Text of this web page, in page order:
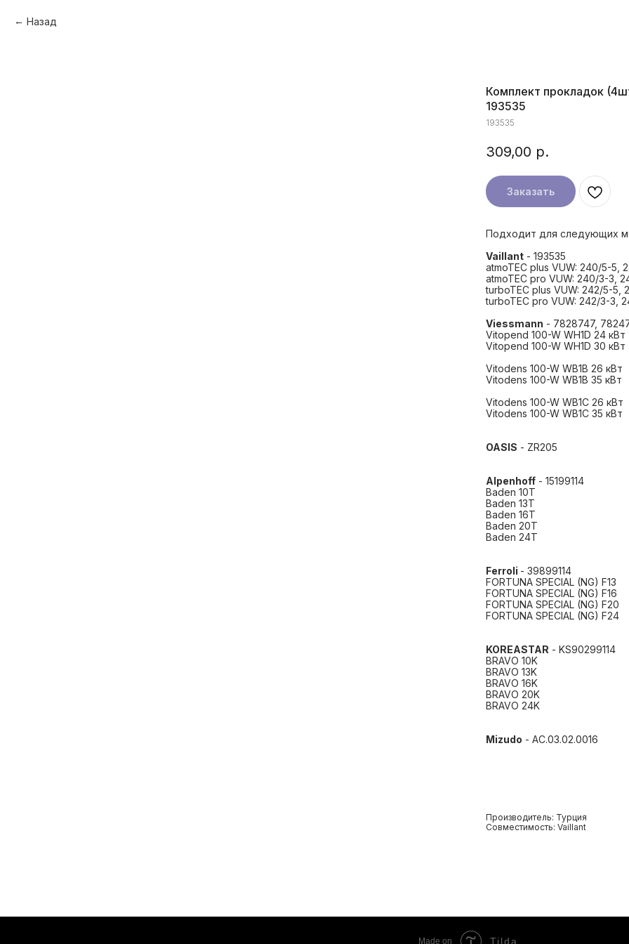
Назад
Комплект прокладок
193535
193535
309,00 р.
Заказать
Подходит для следующих
Vaillant - 193535
atmoTEC plus VUW: 240/5-5,
atmoTEC pro VUW: 240/3-3,
turboTEC plus VUW: 242/5-
turboTEC pro VUW: 242/3-3,
Viessmann - 7828747,
Vitopend 100-W WH1D 24 кВт
Vitopend 100-W WH1D 30 кВт
Vitodens 100-W WB1B 26 кВт
Vitodens 100-W WB1B 35 кВт
Vitodens 100-W WB1C 26 кВт
Vitodens 100-W WB1C 35 кВт
OASIS - ZR205
Alpenhoff - 15199114
Baden 10T
Baden 13T
Baden 16T
Baden 20T
Baden 24T
Ferroli - 39899114
FORTUNA SPECIAL (NG) F13
FORTUNA SPECIAL (NG) F16
FORTUNA SPECIAL (NG) F20
FORTUNA SPECIAL (NG) F24
KOREASTAR - KS90299114
BRAVO 10K
BRAVO 13K
BRAVO 16K
BRAVO 20K
BRAVO 24K
Mizudo - AC.03.02.0016
Производитель: Турция
Совместимость: Vaillant
Made on Tilda